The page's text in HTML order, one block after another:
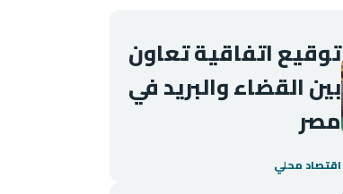
توقيع اتفاقية تعاون
بين القضاء والبريد في
مصر
اقتصاد محلي